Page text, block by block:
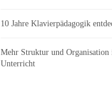
10 Jahre Klavierpädagogik
Mehr Struktur und Organisation
Unterricht